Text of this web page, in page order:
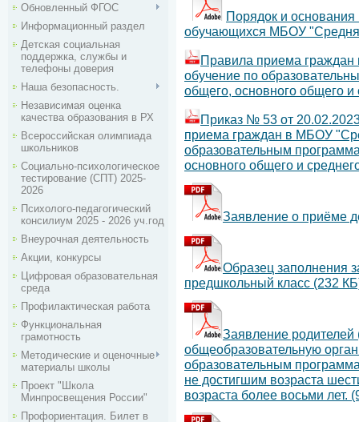
Обновленный ФГОС
Информационный раздел
Детская социальная
поддержка, службы и
телефоны доверия
Наша безопасность.
Независимая оценка
качества образования в РХ
Всероссийская олимпиада
школьников
Социально-психологическое
тестирование (СПТ) 2025-
2026
Психолого-педагогический
консилиум 2025 - 2026 уч.год
Внеурочная деятельность
Акции, конкурсы
Цифровая образовательная
среда
Профилактическая работа
Функциональная
грамотность
Методические и оценочные
материалы школы
Проект "Школа
Минпросвещения России"
Профориентация. Билет в
Порядок и основания
обучающихся МБОУ
Правила приема
обучение по
общего, основного общего
Приказ № 53 от
приема граждан в МБОУ
образовательным
основного общего и
Заявление о приёме
Образец заполнения
предшкольный класс (232
Заявление родителей
общеобразовательную
образовательным
не достигшим возраста
возраста более восьми лет.